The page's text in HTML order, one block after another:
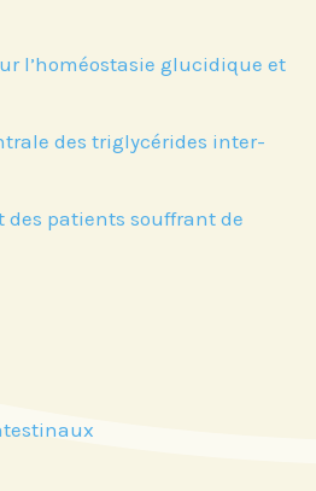
l’homéostasie glucidique et
des triglycérides inter-
patients souffrant de